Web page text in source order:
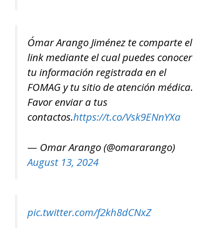
Ómar Arango Jiménez te comparte el
link mediante el cual puedes conocer
tu información registrada en el
FOMAG y tu sitio de atención médica.
Favor enviar a tus
contactos.https://t.co/Vsk9ENnYXa
— Omar Arango (@omararango)
August 13, 2024
pic.twitter.com/f2kh8dCNxZ